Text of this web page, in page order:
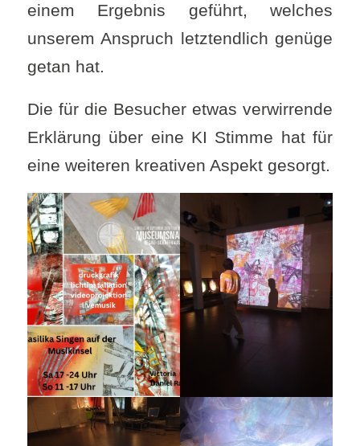
einem Ergebnis geführt, welches
unserem Anspruch letztendlich genüge
getan hat.
Die für die Besucher etwas verwirrende
Erklärung über eine KI Stimme hat für
eine weiteren kreativen Aspekt gesorgt.